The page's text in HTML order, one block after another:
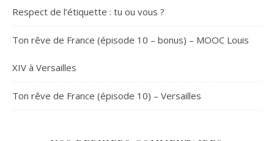
Respect de l’étiquette : tu ou vous ?
Ton rêve de France (épisode 10 – bonus) – MOOC Louis
XIV à Versailles
Ton rêve de France (épisode 10) – Versailles